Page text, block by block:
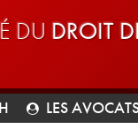
DU DROIT
LES